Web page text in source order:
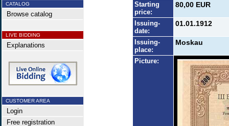
CATALOG
Browse catalog
LIVE BIDDING
Explanations
CUSTOMER AREA
Login
Free registration
Starting
price:
80,00 EUR
Issuing-
date:
01.01.1912
Issuing-
place:
Moskau
Picture: